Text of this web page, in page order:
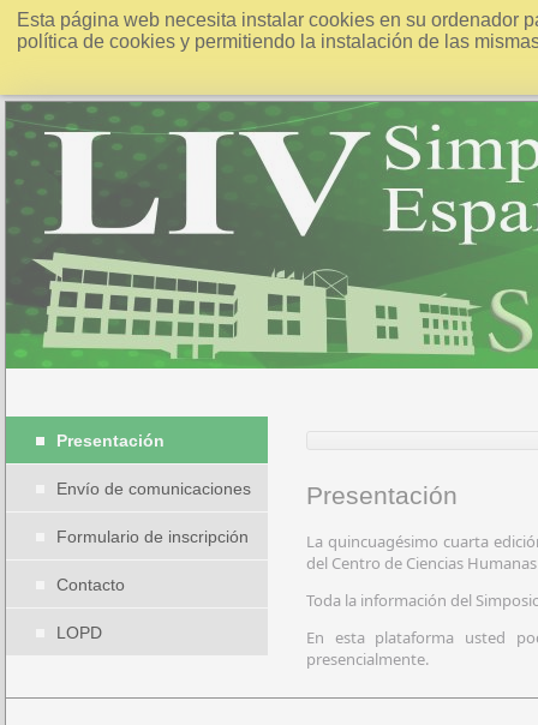
Esta página web necesita instalar cookies en su ordenador
política de cookies y permitiendo la instalación de las
Presentación
Envío de comunicaciones
Formulario de inscripción
Contacto
LOPD
Presentación
La quincuagésimo cuarta
del Centro de Ciencias
Toda la información del
En esta plataforma usted
presencialmente.